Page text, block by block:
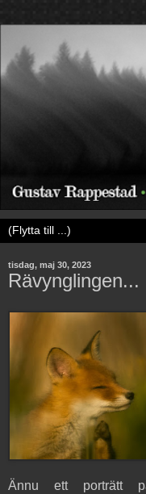
tisdag, maj 30, 2023
Rävynglingen...
Ännu ett porträtt